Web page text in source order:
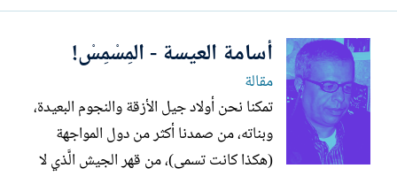
النكبات لأسبابٍ سياسيَّة. تعرض للاعتقال
أكثر من مرَّة، لكن تقاديره هذه تخرج عن
موضوعنا...
أسامة العيسة - المِسْمِسْ!
مقالة
تمكنا نحن أولاد جيل الأزقة والنجوم البعيدة،
وبناته، من صمدنا أكثر من دول المواجهة
(هكذا كانت تسمى)، من قهر الجيش الَّذي لا